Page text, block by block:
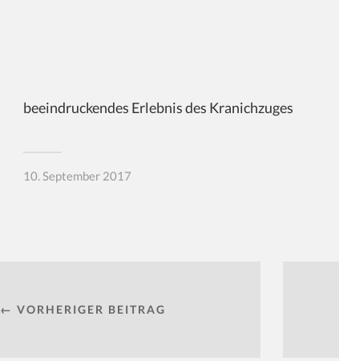
beeindruckendes Erlebnis des Kranichzuges
10. September 2017
← VORHERIGER BEITRAG